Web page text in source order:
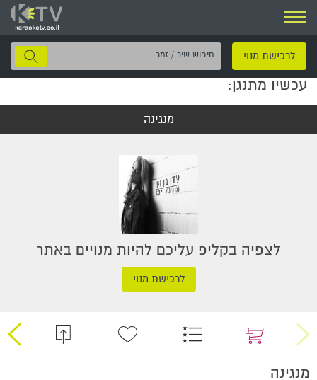
ניווט
לרכישת מנוי
חיפוש
שיר
עכשיו מתנגן:
מנגינה
לצפיה בקליפ עליכם להיות מנויים באתר
לרכישת מנוי
מנגינה